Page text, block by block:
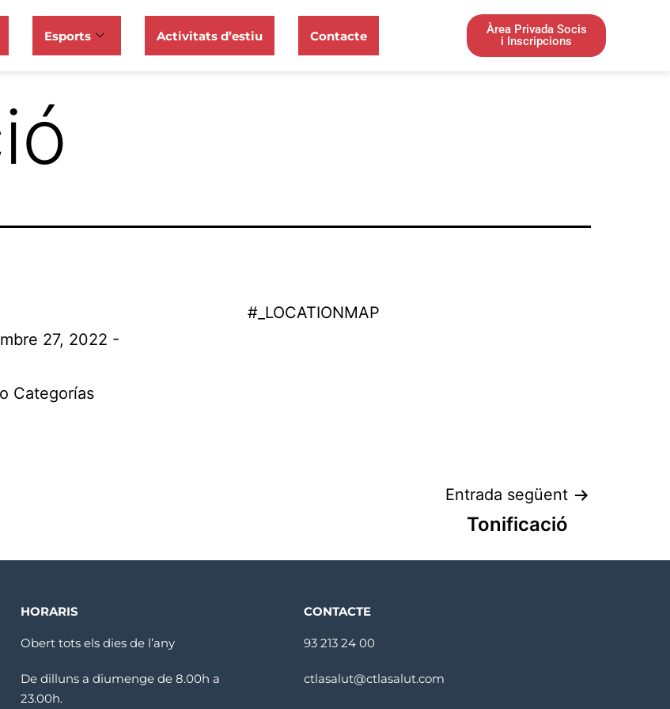
Esports Activitats d’estiu Contacte
Àrea Privada Socis
i Inscripcions
#_LOCATIONMAP
27, 2022 -
Categorías
Entrada següent
Tonificació
HORARIS
Obert tots els dies de l’any
De dilluns a diumenge de 8.00h a
23.00h.
CONTACTE
93 213 24 00
ctlasalut@ctlasalut.com